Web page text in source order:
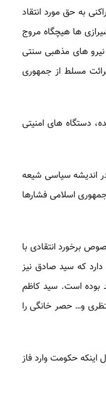
به حق مورد انتقاد
ها هیچگاه مروج
های مذهبی سنتی
مسلط از جمهوری
دستگاه های امنیتی
اندیشه سیاسی شیعه
اسلامی فشارها
برخورد انتقادی با
که سید صادق نیز
بوده است. سید کاظم
و… حصر خانگی را
اینکه حکومت وارد فاز